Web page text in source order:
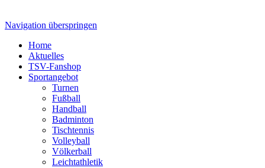
Navigation überspringen
Home
Aktuelles
TSV-Fanshop
Sportangebot
Turnen
Fußball
Handball
Badminton
Tischtennis
Volleyball
Völkerball
Leichtathletik